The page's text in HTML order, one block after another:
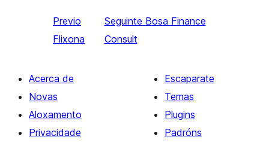
Previo
Flixona
Seguinte Bosa Finance
Consult
Acerca de
Novas
Aloxamento
Privacidade
Escaparate
Temas
Plugins
Padróns